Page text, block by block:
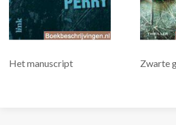
Het manuscript Zwarte